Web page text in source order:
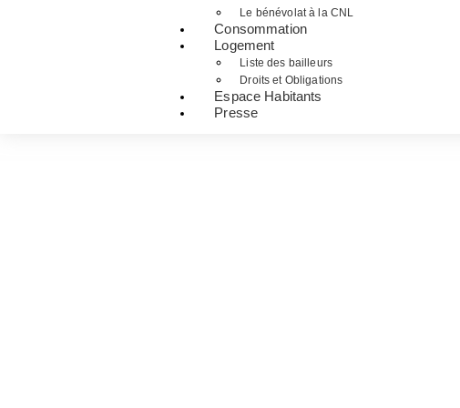
Le bénévolat à la CNL
Consommation
Logement
Liste des bailleurs
Droits et Obligations
Espace Habitants
Presse